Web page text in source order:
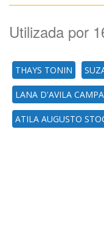
Utilizada por
THAYS TONIN
LANA D'AVILA
ATILA AUGUSTO